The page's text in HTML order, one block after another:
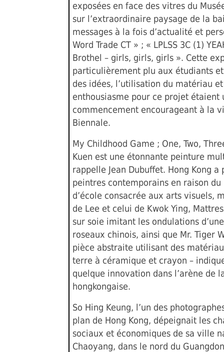
exposées en face des vitres du
sur l’extraordinaire paysage de la
messages à la fois d’actualité et
Word Trade CT » ; « LPLSS 3C (1)
Brothel – girls, girls, girls ». Cette
particulièrement plu aux étudiants
des idées, l’utilisation du matériau
enthousiasme pour ce projet étaient
commencement encourageant à la
Biennale.
My Childhood Game ; One, Two,
Kuen est une étonnante peinture
rappelle Jean Dubuffet. Hong Kong a
peintres contemporains en raison du
d’école consacrée aux arts visuels,
de Lee et celui de Kwok Ying,
sur soie imitant les ondulations
roseaux chinois, ainsi que Mr. Tiger
pièce abstraite utilisant des
terre à céramique et crayon –
quelque innovation dans l’arène de
hongkongaise.
So Hing Keung, l’un des
plan de Hong Kong, dépeignait les
sociaux et économiques de sa ville
Chaoyang, dans le nord du